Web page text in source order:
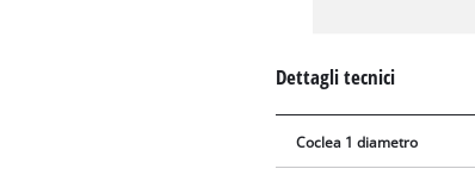
Dettagli tecnici
Coclea 1 diametro